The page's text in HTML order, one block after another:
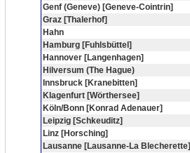
Genf (Geneve) [Geneve-Cointrin]
Graz [Thalerhof]
Hahn
Hamburg [Fuhlsbüttel]
Hannover [Langenhagen]
Hilversum (The Hague)
Innsbruck [Kranebitten]
Klagenfurt [Wörthersee]
Köln/Bonn [Konrad Adenauer]
Leipzig [Schkeuditz]
Linz [Horsching]
Lausanne [Lausanne-La Blecherette]